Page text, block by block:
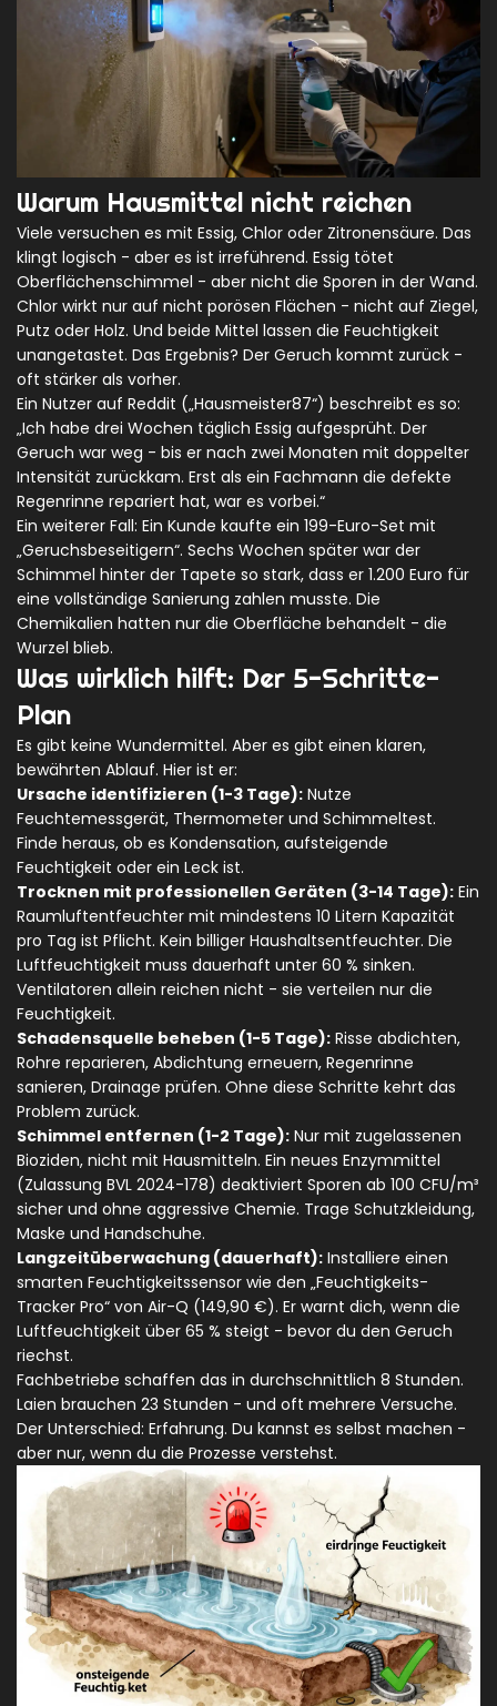
Warum Hausmittel nicht reichen
Viele versuchen es mit Essig, Chlor oder Zitronensäure. Das
klingt logisch - aber es ist irreführend. Essig tötet
Oberflächenschimmel - aber nicht die Sporen in der Wand.
Chlor wirkt nur auf nicht porösen Flächen - nicht auf Ziegel,
Putz oder Holz. Und beide Mittel lassen die Feuchtigkeit
unangetastet. Das Ergebnis? Der Geruch kommt zurück -
oft stärker als vorher.
Ein Nutzer auf Reddit („Hausmeister87“) beschreibt es so:
„Ich habe drei Wochen täglich Essig aufgesprüht. Der
Geruch war weg - bis er nach zwei Monaten mit doppelter
Intensität zurückkam. Erst als ein Fachmann die defekte
Regenrinne repariert hat, war es vorbei.“
Ein weiterer Fall: Ein Kunde kaufte ein 199-Euro-Set mit
„Geruchsbeseitigern“. Sechs Wochen später war der
Schimmel hinter der Tapete so stark, dass er 1.200 Euro für
eine vollständige Sanierung zahlen musste. Die
Chemikalien hatten nur die Oberfläche behandelt - die
Wurzel blieb.
Was wirklich hilft: Der 5-Schritte-
Plan
Es gibt keine Wundermittel. Aber es gibt einen klaren,
bewährten Ablauf. Hier ist er:
Ursache identifizieren (1-3 Tage): Nutze
Feuchtemessgerät, Thermometer und Schimmeltest.
Finde heraus, ob es Kondensation, aufsteigende
Feuchtigkeit oder ein Leck ist.
Trocknen mit professionellen Geräten (3-14 Tage): Ein
Raumluftentfeuchter mit mindestens 10 Litern Kapazität
pro Tag ist Pflicht. Kein billiger Haushaltsentfeuchter. Die
Luftfeuchtigkeit muss dauerhaft unter 60 % sinken.
Ventilatoren allein reichen nicht - sie verteilen nur die
Feuchtigkeit.
Schadensquelle beheben (1-5 Tage): Risse abdichten,
Rohre reparieren, Abdichtung erneuern, Regenrinne
sanieren, Drainage prüfen. Ohne diese Schritte kehrt das
Problem zurück.
Schimmel entfernen (1-2 Tage): Nur mit zugelassenen
Bioziden, nicht mit Hausmitteln. Ein neues Enzymmittel
(Zulassung BVL 2024-178) deaktiviert Sporen ab 100 CFU/m³
sicher und ohne aggressive Chemie. Trage Schutzkleidung,
Maske und Handschuhe.
Langzeitüberwachung (dauerhaft): Installiere einen
smarten Feuchtigkeitssensor wie den „Feuchtigkeits-
Tracker Pro“ von Air-Q (149,90 €). Er warnt dich, wenn die
Luftfeuchtigkeit über 65 % steigt - bevor du den Geruch
riechst.
Fachbetriebe schaffen das in durchschnittlich 8 Stunden.
Laien brauchen 23 Stunden - und oft mehrere Versuche.
Der Unterschied: Erfahrung. Du kannst es selbst machen -
aber nur, wenn du die Prozesse verstehst.